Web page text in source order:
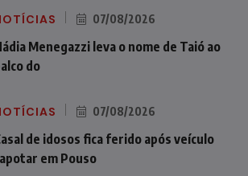
07/08/2026
Menegazzi leva o nome de Taió ao
do
07/08/2026
de idosos fica ferido após veículo
em Pouso